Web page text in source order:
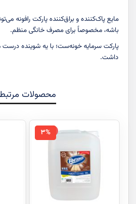
مایع پاک‌کننده و براق‌کننده پارکت رافونه
باشه، مخصوصاً برای مصرف خانگی منظم.
پارکت سرمایه خونه‌ست؛ با یه شوینده
داشت.
محصولات
-3%
3%